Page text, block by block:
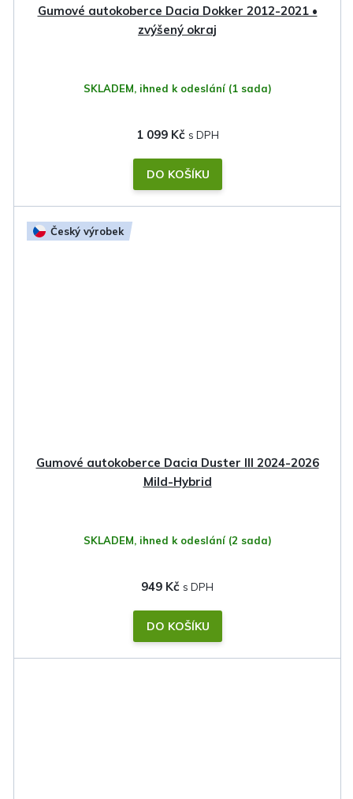
Gumové autokoberce Dacia Dokker 2012-2021 •
zvýšený okraj
SKLADEM, ihned k odeslání (1 sada)
1 099 Kč
DO KOŠÍKU
Český výrobek
Gumové autokoberce Dacia Duster III 2024-2026
Mild-Hybrid
SKLADEM, ihned k odeslání (2 sada)
949 Kč
DO KOŠÍKU